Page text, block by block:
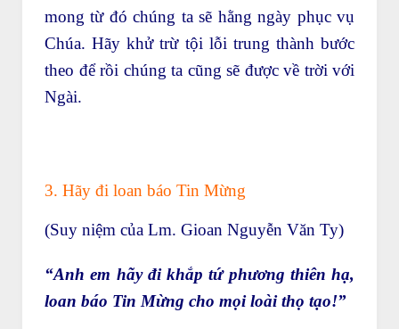
mong từ đó chúng ta sẽ hằng ngày phục vụ
Chúa. Hãy khử trừ tội lỗi trung thành bước
theo để rồi chúng ta cũng sẽ được về trời với
Ngài.
3. Hãy đi loan báo Tin Mừng
(Suy niệm của Lm. Gioan Nguyễn Văn Ty)
“Anh em hãy đi khắp tứ phương thiên hạ,
loan báo Tin Mừng cho mọi loài thọ tạo!”